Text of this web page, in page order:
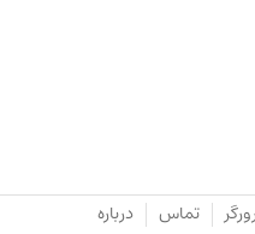
تماس درباره